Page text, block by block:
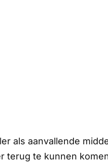
als aanvallende
terug te kunnen